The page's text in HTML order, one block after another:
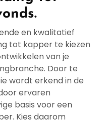
en kwalitatief
tot kapper te kiezen
van je
Door te
wordt erkend in de
ervaren
basis voor een
Kies daarom